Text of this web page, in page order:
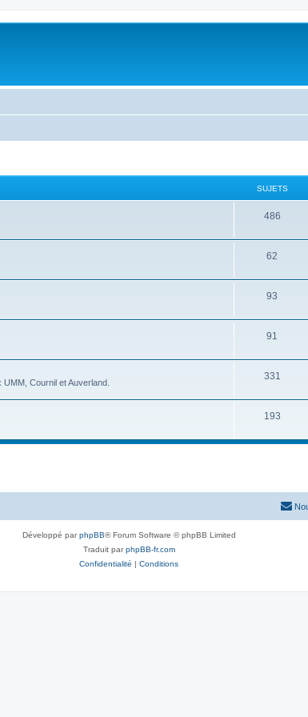
SUJETS
486
62
93
91
Cournil et Auverland.
331
193
Développé parphpBB® Forum Software © phpBB Limited
Traduit parphpBB-fr.com
Confidentialité | Conditions